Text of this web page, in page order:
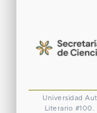
Universidad
Literario